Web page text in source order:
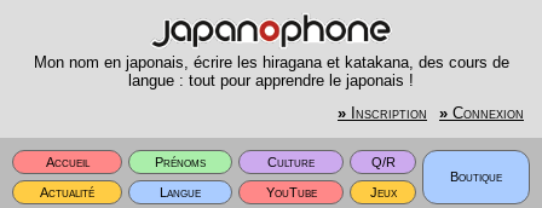
Mon nom en japonais, écrire les hiragana et katakana, des cours de
langue : tout pour apprendre le japonais !
» Inscription » Connexion
Accueil Prénoms Culture
Q/R
Boutique
Actualité
Langue YouTube Jeux